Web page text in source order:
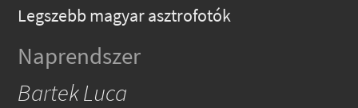
Legszebb magyar asztrofotók
Naprendszer
Bartek Luca